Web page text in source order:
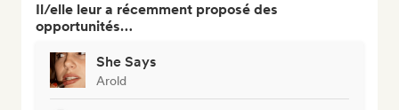
Il/elle leur a récemment proposé des
opportunités…
She Says
Arold